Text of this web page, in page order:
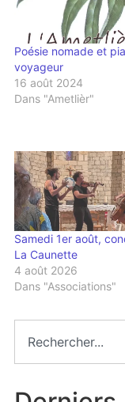
Poésie nomade et
voyageur
16 août 2024
Dans "Ametlièr"
Samedi 1er août,
La Caunette
4 août 2026
Dans "Associations"